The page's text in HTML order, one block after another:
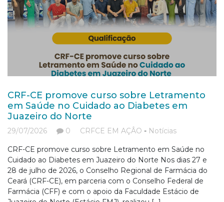
CRF-CE promove curso sobre Letramento
em Saúde no Cuidado ao Diabetes em
Juazeiro do Norte
29/07/2026 0 CRFCE EM AÇÂO - Notícias
CRF-CE promove curso sobre Letramento em Saúde no
Cuidado ao Diabetes em Juazeiro do Norte Nos dias 27 e
28 de julho de 2026, o Conselho Regional de Farmácia do
Ceará (CRF-CE), em parceria com o Conselho Federal de
Farmácia (CFF) e com o apoio da Faculdade Estácio de